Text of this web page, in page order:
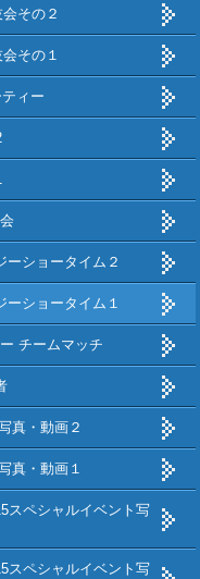
その２
その１
ィー
ーショータイム２
ーショータイム１
チームマッチ
真・動画２
真・動画１
スペシャルイベント写
スペシャルイベント写